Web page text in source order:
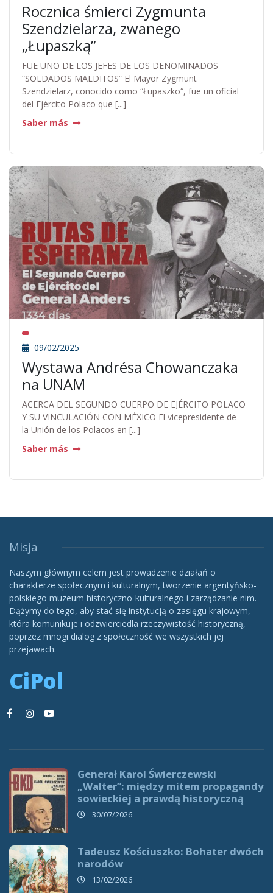
Rocznica śmierci Zygmunta
Szendzielarza, zwanego
„Łupaszką”
FUE UNO DE LOS JEFES DE LOS DENOMINADOS
“SOLDADOS MALDITOS” El Mayor Zygmunt
Szendzielarz, conocido como “Łupaszko“, fue un oficial
del Ejército Polaco que [...]
Saber más
09/02/2025
Wystawa Andrésa Chowanczaka
na UNAM
ACERCA DEL SEGUNDO CUERPO DE EJÉRCITO POLACO
Y SU VINCULACIÓN CON MÉXICO El vicepresidente de
la Unión de los Polacos en [...]
Saber más
Misja
Naszym głównym celem jest prowadzenie działań o
charakterze społecznym i kulturalnym, tworzenie argentyńsko-
polskiego muzeum historyczno-kulturalnego i zarządzanie nim.
Dążymy do tego, aby stać się instytucją o zasięgu krajowym,
która komunikuje i odzwierciedla rzeczywistość historyczną,
poprzez mnogi dialog z społeczność we wszystkich jej
przejawach.
CiPol
Generał Karol Świerczewski
„Walter”: między mitem propagandy
sowieckiej a prawdą historyczną
30/07/2026
Tadeusz Kościuszko: Bohater dwóch
narodów
13/02/2026